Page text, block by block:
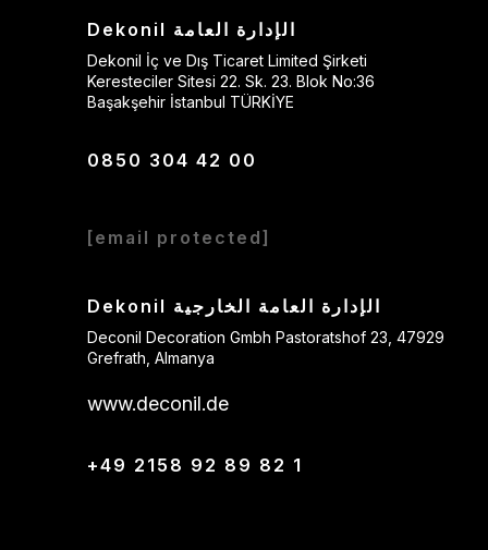
Dekonil الإدارة العامة
Dekonil İç ve Dış Ticaret Limited Şirketi
Keresteciler Sitesi 22. Sk. 23. Blok No:36
Başakşehir İstanbul TÜRKİYE
0850 304 42 00
[email protected]
Dekonil الإدارة العامة الخارجية
Deconil Decoration Gmbh Pastoratshof 23, 47929
Grefrath, Almanya
www.deconil.de
+49 2158 92 89 82 1